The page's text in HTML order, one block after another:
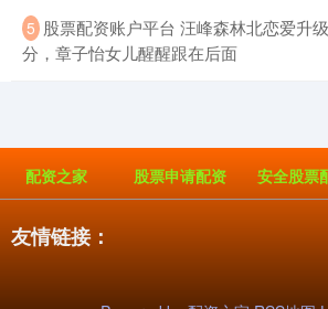
5 股票配资账户平台 汪峰森林北恋爱升
分，章子怡女儿醒醒跟在后面
配资之家 股票申请配资 安全股票
友情链接：